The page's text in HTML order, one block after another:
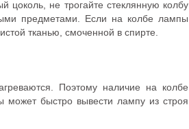
цоколь, не трогайте стеклянную колбу
предметами. Если на колбе лампы
тканью, смоченной в спирте.
Поэтому наличие на колбе
может быстро вывести лампу из строя